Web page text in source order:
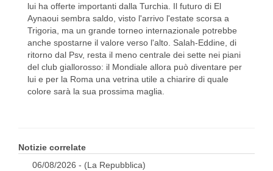
lui ha offerte importanti dalla Turchia. Il futuro di El
Aynaoui sembra saldo, visto l'arrivo l'estate scorsa a
Trigoria, ma un grande torneo internazionale potrebbe
anche spostarne il valore verso l'alto. Salah-Eddine, di
ritorno dal Psv, resta il meno centrale dei sette nei piani
del club giallorosso: il Mondiale allora può diventare per
lui e per la Roma una vetrina utile a chiarire di quale
colore sarà la sua prossima maglia.
Notizie correlate
06/08/2026 - (La Repubblica)